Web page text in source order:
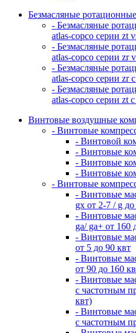
Безмасляные
- Безмасляные
atlas-copco серии zt
- Безмасляные
atlas-copco серии zr
- Безмасляные
atlas-copco серии zr
- Безмасляные
atlas-copco серии zt
Винтовые воздушные
- Винтовые
- Винтовой
- Винтовые
- Винтовые
- Винтовые
- Винтовые
- Винтовые
gx от 2-7 / g
- Винтовые
ga/ ga+ от 160
- Винтовые
от 5 до 90 квт
- Винтовые
от 90 до 160
- Винтовые
с частотным
квт)
- Винтовые
с частотным